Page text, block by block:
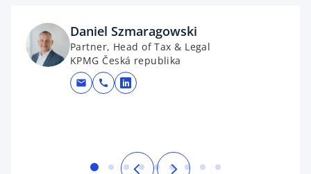
Daniel Szmaragowski
Partner, Head of Tax & Legal
KPMG Česká republika
mail call opens in a new tab